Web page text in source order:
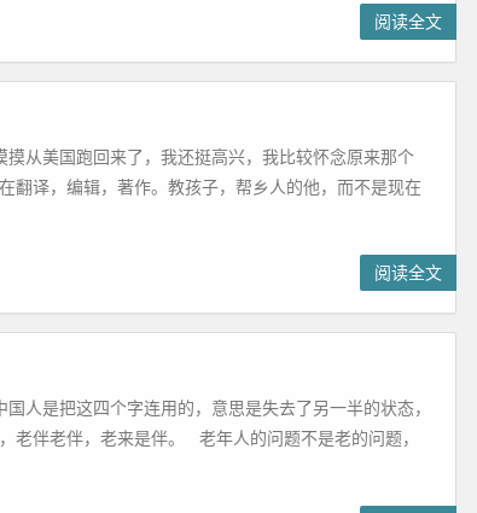
阅读全文
摸从美国跑回来了，我还挺高兴，我比较怀念原来那个
翻译，编辑，著作。教孩子，帮乡人的他，而不是现在
阅读全文
人是把这四个字连用的，意思是失去了另一半的状态，
老伴老伴，老来是伴。 老年人的问题不是老的问题，